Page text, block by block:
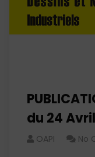
du 24
OAPI No